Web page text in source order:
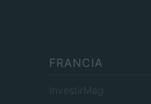
FRANCIA
InvestirMag